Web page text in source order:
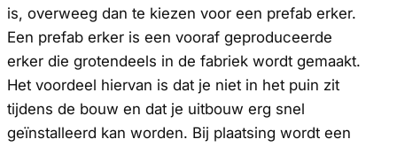
is, overweeg dan te kiezen voor een prefab erker.
Een prefab erker is een vooraf geproduceerde
erker die grotendeels in de fabriek wordt gemaakt.
Het voordeel hiervan is dat je niet in het puin zit
tijdens de bouw en dat je uitbouw erg snel
geïnstalleerd kan worden. Bij plaatsing wordt een